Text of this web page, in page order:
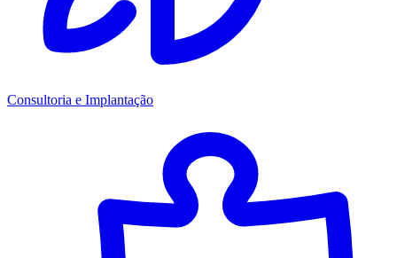
Consultoria e Implantação